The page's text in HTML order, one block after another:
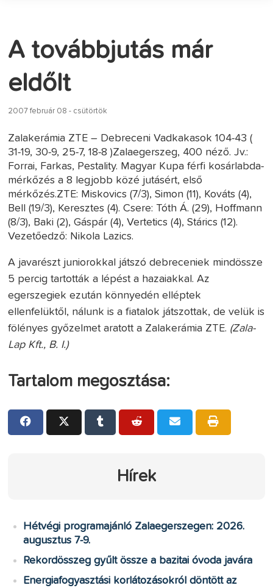
A továbbjutás már
eldőlt
2007 február 08 - csütörtök
Zalakerámia ZTE – Debreceni Vadkakasok 104-43 (
31-19, 30-9, 25-7, 18-8 )Zalaegerszeg, 400 néző. Jv.:
Forrai, Farkas, Pestality. Magyar Kupa férfi kosárlabda-
mérkőzés a 8 legjobb közé jutásért, első
mérkőzés.ZTE: Miskovics (7/3), Simon (11), Kováts (4),
Bell (19/3), Keresztes (4). Csere: Tóth Á. (29), Hoffmann
(8/3), Baki (2), Gáspár (4), Vertetics (4), Stárics (12).
Vezetőedző: Nikola Lazics.
A javarészt juniorokkal játszó debreceniek mindössze
5 percig tartották a lépést a hazaiakkal. Az
egerszegiek ezután könnyedén elléptek
ellenfelüktől, nálunk is a fiatalok játszottak, de velük is
fölényes győzelmet aratott a Zalakerámia ZTE. (Zala-
Lap Kft., B. I.)
Tartalom megosztása:
Hírek
Hétvégi programajánló Zalaegerszegen: 2026.
augusztus 7-9.
Rekordösszeg gyűlt össze a bazitai óvoda javára
Energiafogyasztási korlátozásokról döntött az